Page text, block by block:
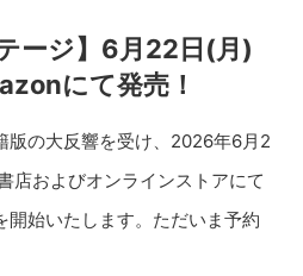
ージ】6月22日(月)
にて発売！
版の大反響を受け、2026年6月2
店およびオンラインストアにて
開始いたします。ただいま予約